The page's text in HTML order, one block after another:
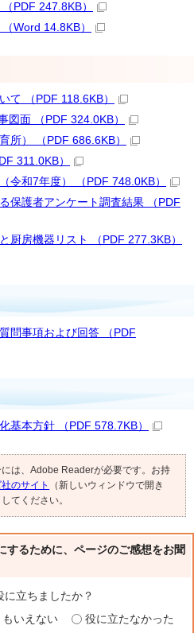
PDF 247.8KB）
Word 14.8KB）
て （PDF 118.6KB）
図面 （PDF 324.0KB）
所） （PDF 686.6KB）
311.0KB）
令和7年度） （PDF 748.0KB）
保護者アンケート調査結果 （PDF
厨房機器リスト （PDF 277.3KB）
問事項および回答 （PDF
基本方針 （PDF 578.7KB）
は、Adobe Readerが必要です。お持
のサイト
（新しいウィンドウで開き
てください。
するために、ページのご感想をお聞
立ちましたか？
もいえない 役に立たなかった